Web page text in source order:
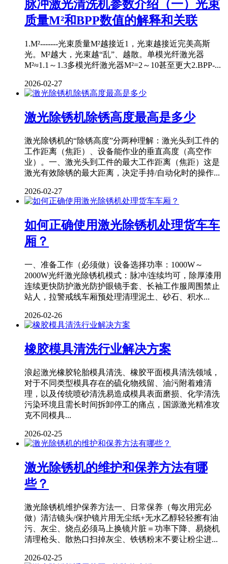
脉冲激光清洗机参数介绍（一）光束
质量M²和BPP数值的解释和关联
1.M²-------光束质量M²越接近1，光束越接近完美高斯
光。M²越大，光束越“乱”、越散。单模光纤激光器
M²≈1.1～1.3多模光纤激光器M²=2～10甚至更大2.BPP-...
2026-02-27
激光除锈机除锈高度最高是多少
激光除锈机的“除锈高度”分两种理解：激光头到工件的
工作距离（焦距）、设备能作业的垂直高度（高空作
业）。一、激光头到工件的最大工作距离（焦距）这是
激光有效除锈的最大距离，决定手持/自动化时的操作...
2026-02-27
如何正确使用激光除锈机处理货车车
厢？
一、准备工作（必须做）设备选择功率：1000W～
2000W光纤激光除锈机模式：脉冲/连续均可，除厚漆用
连续更快防护激光防护眼镜手套、长袖工作服周围禁止
站人，拉警戒线车厢预处理清理泥土、砂石、积水...
2026-02-26
橡胶模具清洗行业解决方案
浪起激光橡胶轮胎模具清洗、橡胶平面模具清洗领域，
对于不同类型模具存在的硫化物残留、油污附着难清
理，以及传统喷砂清洗易造成模具表面磨损、化学清洗
污染环境且需长时间拆卸停工的痛点，国源激光精准攻
克不同模具...
2026-02-25
激光除锈机的维护和保养方法有哪
些？
激光除锈机维护保养方法一、日常保养（每次用完必
做）清洁镜头/保护镜片用无尘纸+无水乙醇轻轻擦有油
污、灰尘、烧点必须马上换镜片脏＝功率下降、易烧机
清理枪头、散热口扫掉灰尘、铁锈粉末不要让粉尘进...
2026-02-25